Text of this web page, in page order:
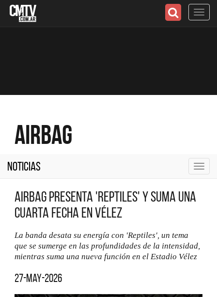
Airbag
Noticias
Airbag presenta 'Reptiles' y suma una
cuarta fecha en Vélez
La banda desata su energía con 'Reptiles', un tema
que se sumerge en las profundidades de la intensidad,
mientras suma una nueva función en el Estadio Vélez
27-may-2026